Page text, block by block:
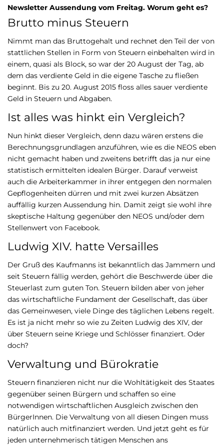
Newsletter Aussendung vom Freitag. Worum geht es?
Brutto minus Steuern
Nimmt man das Bruttogehalt und rechnet den Teil der von
stattlichen Stellen in Form von Steuern einbehalten wird in
einem, quasi als Block, so war der 20 August der Tag, ab
dem das verdiente Geld in die eigene Tasche zu fließen
beginnt. Bis zu 20. August 2015 floss alles sauer verdiente
Geld in Steuern und Abgaben.
Ist alles was hinkt ein Vergleich?
Nun hinkt dieser Vergleich, denn dazu wären erstens die
Berechnungsgrundlagen anzuführen, wie es die NEOS eben
nicht gemacht haben und zweitens betrifft das ja nur eine
statistisch ermittelten idealen Bürger. Darauf verweist
auch die Arbeiterkammer in ihrer entgegen den normalen
Gepflogenheiten dürren und mit zwei kurzen Absätzen
auffällig kurzen Aussendung hin. Damit zeigt sie wohl ihre
skeptische Haltung gegenüber den NEOS und/oder dem
Stellenwert von Facebook.
Ludwig XIV. hatte Versailles
Der Gruß des Kaufmanns ist bekanntlich das Jammern und
seit Steuern fällig werden, gehört die Beschwerde über die
Steuerlast zum guten Ton. Steuern bilden aber von jeher
das wirtschaftliche Fundament der Gesellschaft, das über
das Gemeinwesen, viele Dinge des täglichen Lebens regelt.
Es ist ja nicht mehr so wie zu Zeiten Ludwig des XIV, der
über Steuern seine Kriege und Schlösser finanziert. Oder
doch?
Verwaltung und Bürokratie
Steuern finanzieren nicht nur die Wohltätigkeit des Staates
gegenüber seinen Bürgern und schaffen so eine
notwendigen wirtschaftlichen Ausgleich zwischen den
BürgerInnen. Die Verwaltung von all diesen Dingen muss
natürlich auch mitfinanziert werden. Und jetzt geht es für
jeden unternehmerisch tätigen Menschen ans